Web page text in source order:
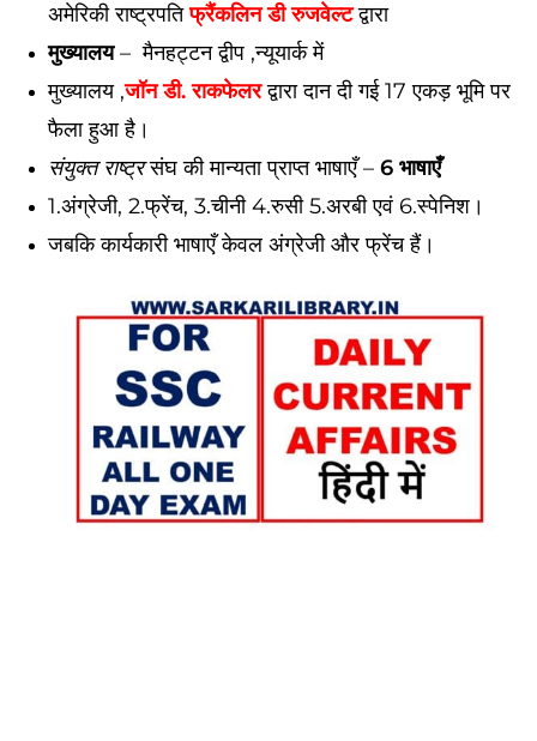
अमेरिकी राष्ट्रपतिफ्रैंकलिन डी रुजवेल्टद्वारा
मुख्यालय– मैनहट्टन द्वीप ,न्यूयार्क में
मुख्यालय ,जॉन डी. राकफेलरद्वारा दान दी गई 17 एकड़ भूमि पर
फैला हुआ है।
संयुक्त राष्ट्रसंघ की मान्यता प्राप्त भाषाएँ – 6 भाषाएँ
1.अंग्रेजी, 2.फ्रेंच, 3.चीनी 4.रुसी 5.अरबी एवं 6.स्पेनिश।
जबकि कार्यकारी भाषाएँ केवल अंग्रेजी और फ्रेंच हैं।